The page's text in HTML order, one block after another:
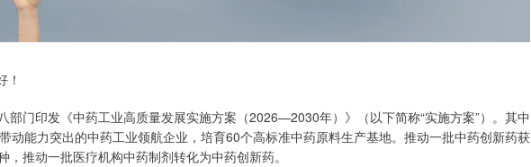
门印发《中药工业高质量发展实施方案（2026—2030年）》（以下简称“实施方案”）。其中
动能力突出的中药工业领航企业，培育60个高标准中药原料生产基地。推动一批中药创新药获
推动一批医疗机构中药制剂转化为中药创新药。